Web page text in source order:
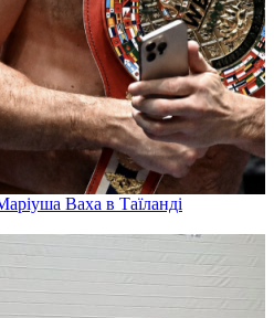
Ваха в Таїланді